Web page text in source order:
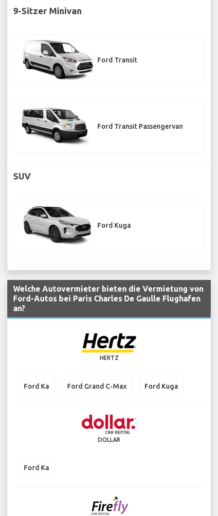
9-Sitzer Minivan
Ford Transit
Ford Transit Passengervan
SUV
Ford Kuga
Welche Autovermieter bieten die Vermietung von
Ford-Autos bei Paris Charles De Gaulle Flughafen
an?
HERTZ
Ford Ka Ford Grand C-Max Ford Kuga
DOLLAR
Ford Ka